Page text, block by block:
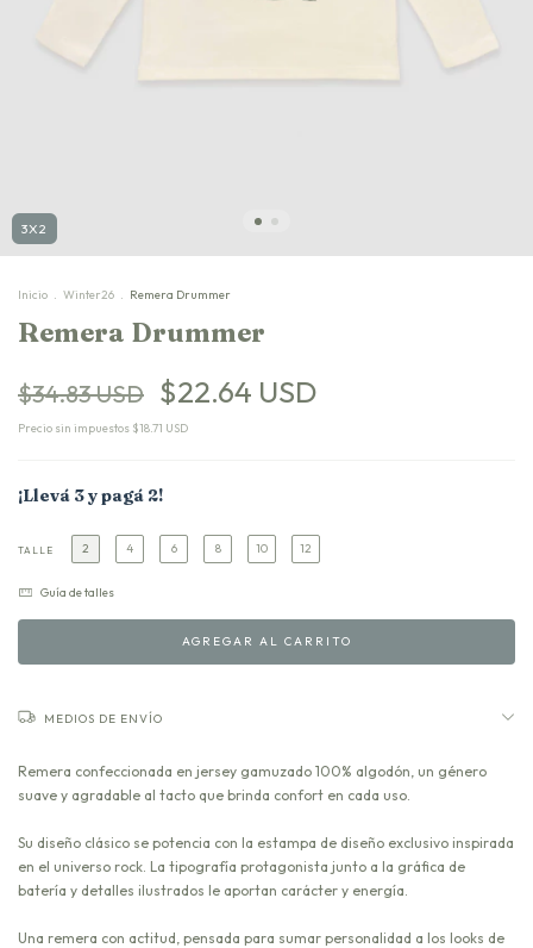
3X2
Inicio Winter26 Remera Drummer
Remera Drummer
$34.83 USD $22.64 USD
Precio sin impuestos $18.71 USD
¡Llevá 3 y pagá 2!
TALLE 2 4 6 8 10 12
Guía de talles
MEDIOS DE ENVÍO
Remera confeccionada en jersey gamuzado 100% algodón, un género
suave y agradable al tacto que brinda confort en cada uso.
Su diseño clásico se potencia con la estampa de diseño exclusivo inspirada
en el universo rock. La tipografía protagonista junto a la gráfica de
batería y detalles ilustrados le aportan carácter y energía.
Una remera con actitud, pensada para sumar personalidad a los looks de